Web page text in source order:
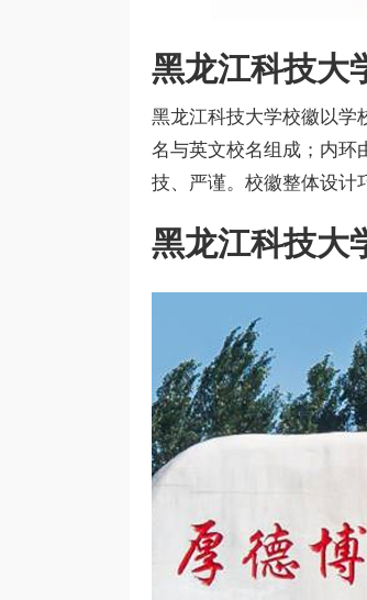
黑龙江科技大
黑龙江科技大学校徽以学
名与英文校名组成；内环
技、严谨。校徽整体设计
黑龙江科技大